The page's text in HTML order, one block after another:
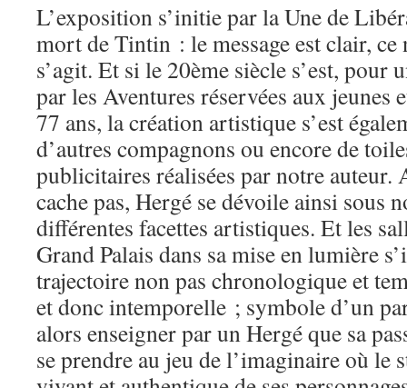
L’exposition s’initie par la Une de
mort de Tintin : le message est clair, ce
s’agit. Et si le 20ème siècle s’est, pour
par les Aventures réservées aux jeunes
77 ans, la création artistique s’est
d’autres compagnons ou encore de
publicitaires réalisées par notre auteur.
cache pas, Hergé se dévoile ainsi sous
différentes facettes artistiques. Et les
Grand Palais dans sa mise en lumière
trajectoire non pas chronologique et
et donc intemporelle ; symbole d’un
alors enseigner par un Hergé que sa
se prendre au jeu de l’imaginaire où le